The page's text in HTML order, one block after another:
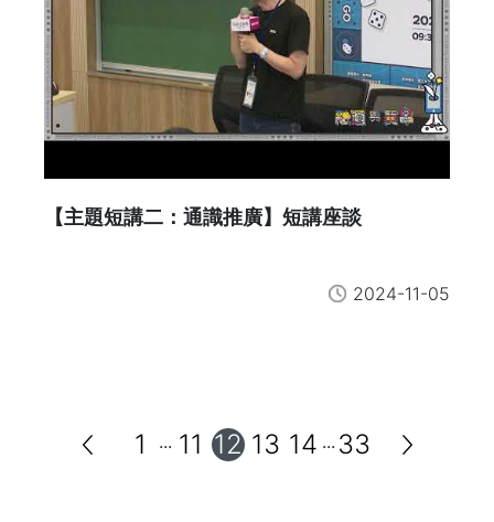
【主題短講二：通識推廣】短講座談
2024-11-05
1 ... 11 12 13 14 ... 33